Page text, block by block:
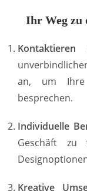
Ihr Weg zu
an, um Ihre
besprechen.
Individuelle
Geschäft zu
Kreative